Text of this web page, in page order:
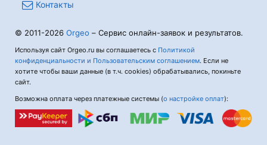
Контакты
© 2011-2026 Orgeo – Сервис онлайн-заявок и результатов.
Используя сайт Orgeo.ru вы соглашаетесь с Политикой
конфиденциальности и Пользовательским соглашением. Если не
хотите чтобы ваши данные (в т.ч. cookies) обрабатывались, покиньте
сайт.
Возможна оплата через платежные системы (о настройке оплат):